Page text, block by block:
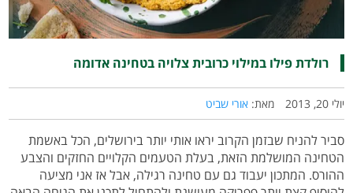
רולדת פילו במילוי כרובית צלויה בטחינה אדומה
יולי 20, 2013 מאת: אורי שביט
סביר להניח שבזמן הקרוב יראו אותי יותר בירושלים, הכל באשמת
הטחינה המושלמת הזאת, בעלת הטעמים הקלויים החזקים והצבע
ההורס. המתכון יעבוד גם עם טחינה רגילה, אבל אז אני מציעה